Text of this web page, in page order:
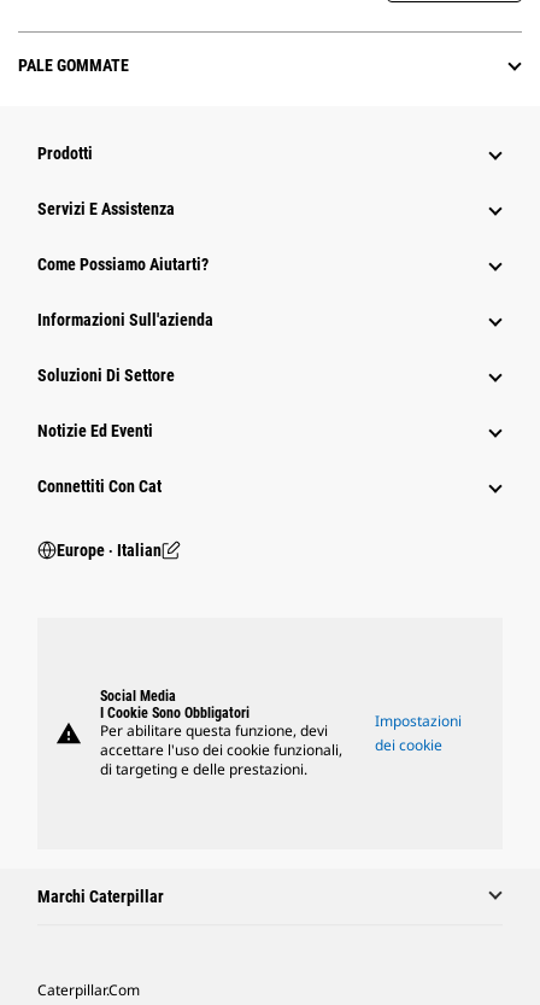
PALE GOMMATE
Prodotti
Servizi E Assistenza
Come Possiamo Aiutarti?
Informazioni Sull'azienda
Soluzioni Di Settore
Notizie Ed Eventi
Connettiti Con Cat
Europe ‧ Italian
warning
Social Media
I Cookie Sono Obbligatori
Per abilitare questa funzione, devi
accettare l'uso dei cookie funzionali,
di targeting e delle prestazioni.
Impostazioni
dei cookie
Marchi Caterpillar
Caterpillar.com